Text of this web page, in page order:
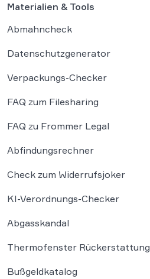
Materialien & Tools
Abmahncheck
Datenschutzgenerator
Verpackungs-Checker
FAQ zum Filesharing
FAQ zu Frommer Legal
Abfindungsrechner
Check zum Widerrufsjoker
KI-Verordnungs-Checker
Abgasskandal
Thermofenster Rückerstattung
Bußgeldkatalog